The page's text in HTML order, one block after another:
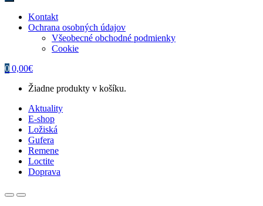
Kontakt
Ochrana osobných údajov
Všeobecné obchodné podmienky
Cookie
0 0,00€
Žiadne produkty v košíku.
Aktuality
E-shop
Ložiská
Gufera
Remene
Loctite
Doprava